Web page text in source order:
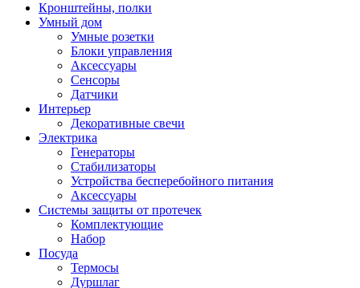
Кронштейны, полки
Умный дом
Умные розетки
Блоки управления
Аксессуары
Сенсоры
Датчики
Интерьер
Декоративные свечи
Электрика
Генераторы
Стабилизаторы
Устройства бесперебойного питания
Аксессуары
Системы защиты от протечек
Комплектующие
Набор
Посуда
Термосы
Дуршлаг